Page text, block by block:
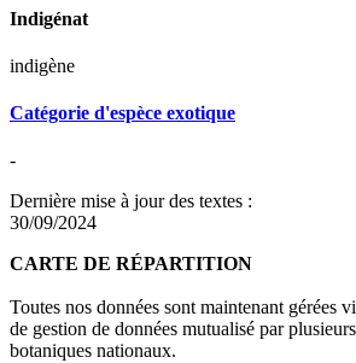
Indigénat
indigène
Catégorie d'espèce exotique
-
Dernière mise à jour des textes :
30/09/2024
CARTE DE RÉPARTITION
Toutes nos données sont maintenant gérées
de gestion de données mutualisé par
botaniques nationaux.